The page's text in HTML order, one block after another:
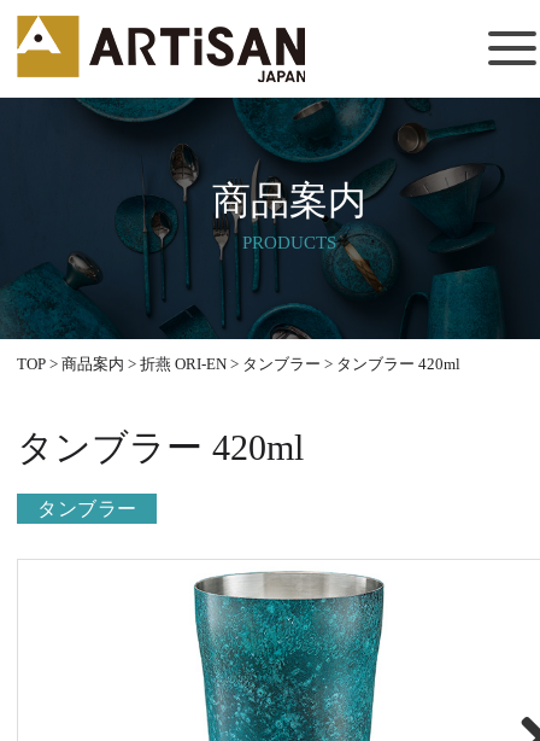
商品案内
PRODUCTS
TOP >商品案内 >折燕 ORI-EN > タンブラー > タンブラー 420ml
タンブラー 420ml
タンブラー